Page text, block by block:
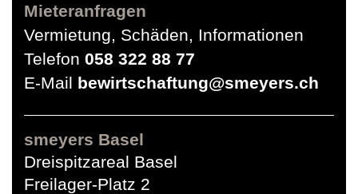
Mieteranfragen
Vermietung, Schäden, Informationen
Telefon 058 322 88 77
E-Mail bewirtschaftung@smeyers.ch
smeyers Basel
Dreispitzareal Basel
Freilager-Platz 2